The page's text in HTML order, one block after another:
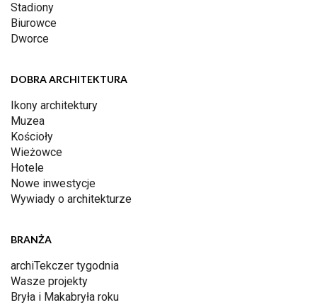
Stadiony
Biurowce
Dworce
DOBRA ARCHITEKTURA
Ikony architektury
Muzea
Kościoły
Wieżowce
Hotele
Nowe inwestycje
Wywiady o architekturze
BRANŻA
archiTekczer tygodnia
Wasze projekty
Bryła i Makabryła roku